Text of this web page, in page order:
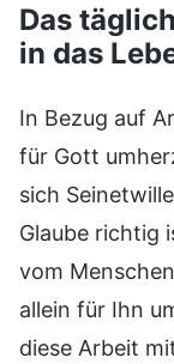
Das
in das
In Bezug auf
für Gott
sich
Glaube richtig
vom
allein für Ihn
diese Arbeit